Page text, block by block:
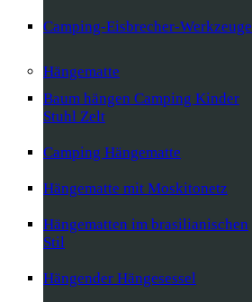
Camping-Eisbrecher-Werkzeuge
Hängematte
Baum hängen Camping Kinder
Stuhl Zelt
Camping Hängematte
Hängematte mit Moskitonetz
Hängematten im brasilianischen
Stil
Hängender Hängesessel